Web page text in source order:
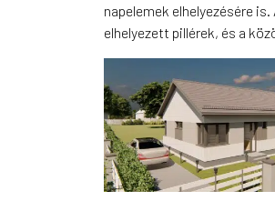
napelemek elhelyezésére
elhelyezett pillérek, és a